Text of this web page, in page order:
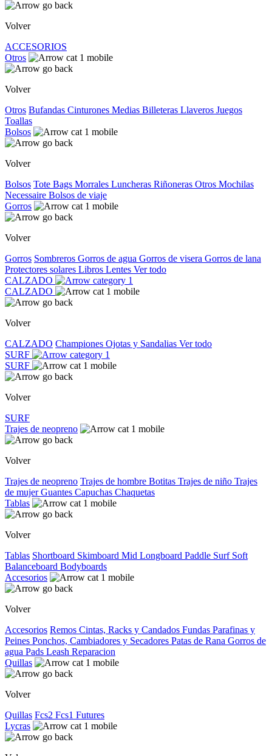
Volver
ACCESORIOS
Otros
Volver
Otros Bufandas Cinturones Medias Billeteras Llaveros Juegos
Toallas
Bolsos
Volver
Bolsos Tote Bags Morrales Luncheras Riñoneras Otros Mochilas
Necessaire Bolsos de viaje
Gorros
Volver
Gorros Sombreros Gorros de agua Gorros de visera Gorros de lana
Protectores solares Libros Lentes Ver todo
CALZADO
CALZADO
Volver
CALZADO Championes Ojotas y Sandalias Ver todo
SURF
SURF
Volver
SURF
Trajes de neopreno
Volver
Trajes de neopreno Trajes de hombre Botitas Trajes de niño Trajes
de mujerGuantes Capuchas Chaquetas
Tablas
Volver
Tablas Shortboard Skimboard Mid Longboard Paddle Surf Soft
Balanceboard Bodyboards
Accesorios
Volver
Accesorios Remos Cintas, Racks y Candados Fundas Parafinas y
Peines Ponchos, Cambiadores y Secadores Patas de Rana Gorros de
agua Pads Leash Reparacion
Quillas
Volver
Quillas Fcs2 Fcs1 Futures
Lycras